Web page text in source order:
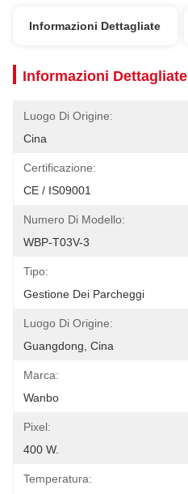
Informazioni Dettagliate
Informazioni Dettagliate
Luogo Di Origine:
Cina
Certificazione:
CE / IS09001
Numero Di Modello:
WBP-T03V-3
Tipo:
Gestione Dei Parcheggi
Luogo Di Origine:
Guangdong, Cina
Marca:
Wanbo
Pixel:
400 W.
Temperatura: